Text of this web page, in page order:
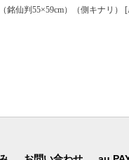
果物 フル
洋菓子 贈答
仙判55×59cm）（側キナリ）